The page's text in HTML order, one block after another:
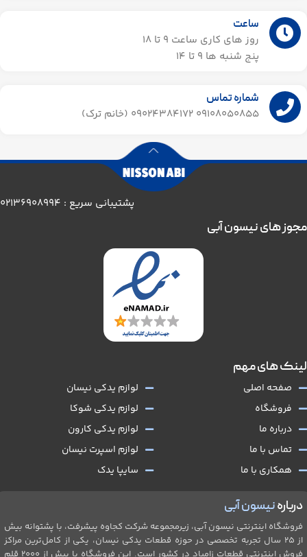
ساعت
روز های کاری ساعت ۹ تا 18
پنج شنبه ها 9 تا 14​
شماره تماس
09108050855 09024384172 (خانم ترک)
پشتیبانی سریع : 02136908994
دربارهنیسون آبی
فروشگاه اینترنتی نیسون آبی، زیرمجموعه شرکت کجاوه پیشرفت، با پشتوانه بیش
از ۲۵ سال تجربه تخصصی در حوزه قطعات یدکی نیسان، یکی از کامل‌ترین مراکز
فروش اینترنتی قطعات زامیاد در کشور است. این فروشگاه با بیش از 2۰۰۰ قلم
لینک های مهم
صفحه اصلی
فروشگاه
درباره ما
تماس با ما
همکاری با ما
لوازم یدکی نیسان
لوازم یدکی شوکا
لوازم یدکی کارون
لوازم اسپرت نیسان
سایپا یدک
مجوز های نیسون آبی